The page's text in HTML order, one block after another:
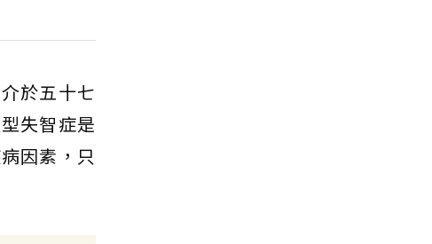
於五十七
失智症是
因素，只